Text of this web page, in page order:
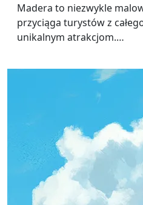
Madera to niezwykle
przyciąga turystów z
unikalnym atrakcjom.…